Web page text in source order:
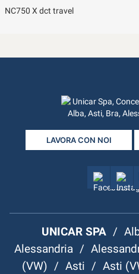
NC750 X dct travel
LAVORA CON NOI
UNICAR SPA /
Alessandria /
(VW) / Asti / Asti